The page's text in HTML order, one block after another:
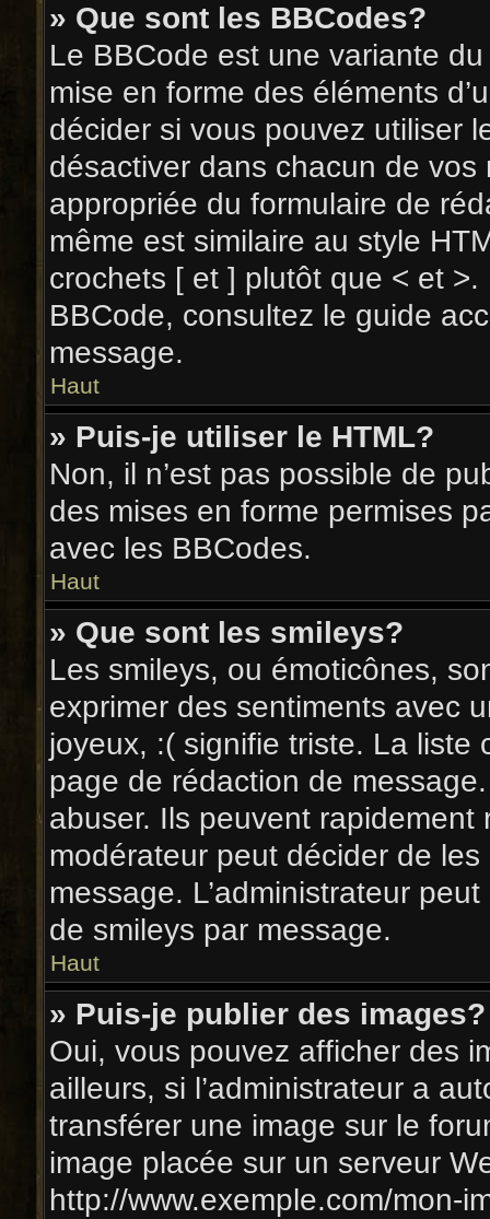
» Que sont les BBCodes?
Le BBCode est une variante
mise en forme des éléments
décider si vous pouvez utiliser
désactiver dans chacun de vos
appropriée du formulaire de
même est similaire au style
crochets [ et ] plutôt que < et >.
BBCode, consultez le guide
message.
Haut
» Puis-je utiliser le HTML?
Non, il n’est pas possible de
des mises en forme permises
avec les BBCodes.
Haut
» Que sont les smileys?
Les smileys, ou émoticônes,
exprimer des sentiments avec
joyeux, :( signifie triste. La liste
page de rédaction de
abuser. Ils peuvent
modérateur peut décider de
message. L’administrateur
de smileys par message.
Haut
» Puis-je publier des images?
Oui, vous pouvez afficher des
ailleurs, si l’administrateur a
transférer une image sur le
image placée sur un serveur
http://www.exemple.com/mon-